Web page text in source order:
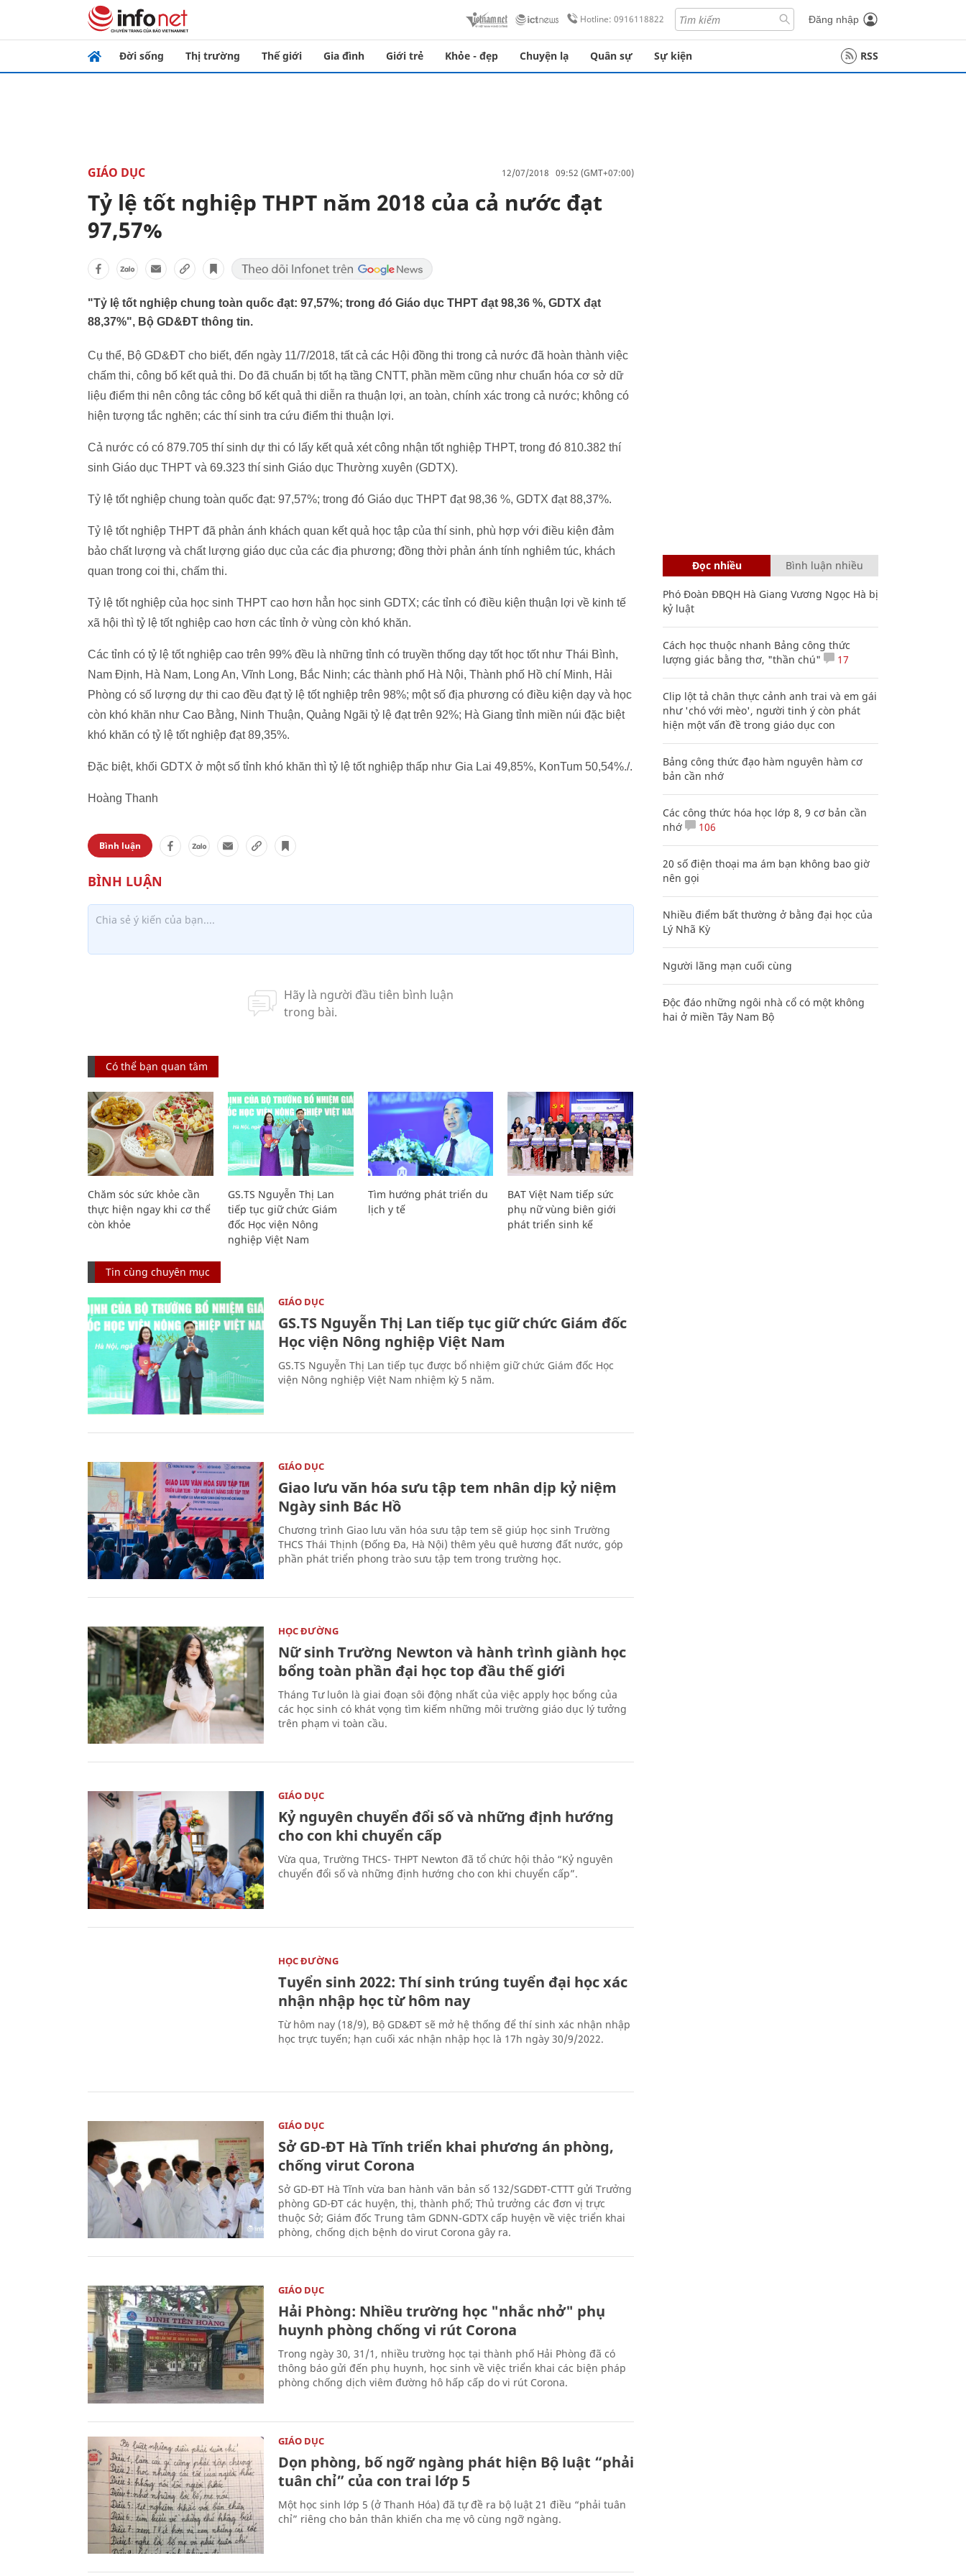
Hotline: 0916118822 Đăng nhập
Đời sống Thị trường Thế giới Gia đình Giới trẻ Khỏe - đẹp Chuyện lạ Quân sự Sự kiện RSS
GIÁO DỤC 12/07/2018 09:52 (GMT+07:00)
Tỷ lệ tốt nghiệp THPT năm 2018 của cả nước đạt
97,57%
"Tỷ lệ tốt nghiệp chung toàn quốc đạt: 97,57%; trong đó Giáo dục THPT đạt 98,36 %, GDTX đạt
88,37%", Bộ GD&ĐT thông tin.
Cụ thể, Bộ GD&ĐT cho biết, đến ngày 11/7/2018, tất cả các Hội đồng thi trong cả nước đã hoàn thành việc
chấm thi, công bố kết quả thi. Do đã chuẩn bị tốt hạ tầng CNTT, phần mềm cũng như chuẩn hóa cơ sở dữ
liệu điểm thi nên công tác công bố kết quả thi diễn ra thuận lợi, an toàn, chính xác trong cả nước; không có
hiện tượng tắc nghẽn; các thí sinh tra cứu điểm thi thuận lợi.
Cả nước có có 879.705 thí sinh dự thi có lấy kết quả xét công nhận tốt nghiệp THPT, trong đó 810.382 thí
sinh Giáo dục THPT và 69.323 thí sinh Giáo dục Thường xuyên (GDTX).
Tỷ lệ tốt nghiệp chung toàn quốc đạt: 97,57%; trong đó Giáo dục THPT đạt 98,36 %, GDTX đạt 88,37%.
Tỷ lệ tốt nghiệp THPT đã phản ánh khách quan kết quả học tập của thí sinh, phù hợp với điều kiện đảm
bảo chất lượng và chất lượng giáo dục của các địa phương; đồng thời phản ánh tính nghiêm túc, khách
quan trong coi thi, chấm thi.
Tỷ lệ tốt nghiệp của học sinh THPT cao hơn hẳn học sinh GDTX; các tỉnh có điều kiện thuận lợi về kinh tế
xã hội thì tỷ lệ tốt nghiệp cao hơn các tỉnh ở vùng còn khó khăn.
Các tỉnh có tỷ lệ tốt nghiệp cao trên 99% đều là những tỉnh có truyền thống dạy tốt học tốt như Thái Bình,
Nam Định, Hà Nam, Long An, Vĩnh Long, Bắc Ninh; các thành phố Hà Nội, Thành phố Hồ chí Minh, Hải
Phòng có số lượng dự thi cao đều đạt tỷ lệ tốt nghiệp trên 98%; một số địa phương có điều kiện dạy và học
còn khó khăn như Cao Bằng, Ninh Thuận, Quảng Ngãi tỷ lệ đạt trên 92%; Hà Giang tỉnh miền núi đặc biệt
khó khăn có tỷ lệ tốt nghiệp đạt 89,35%.
Đặc biệt, khối GDTX ở một số tỉnh khó khăn thì tỷ lệ tốt nghiệp thấp như Gia Lai 49,85%, KonTum 50,54%./.
Hoàng Thanh
Bình luận
Có thể bạn quan tâm
Chăm sóc sức khỏe cần
thực hiện ngay khi cơ thể
còn khỏe
GS.TS Nguyễn Thị Lan
tiếp tục giữ chức Giám
đốc Học viện Nông
nghiệp Việt Nam
Tìm hướng phát triển du
lịch y tế
BAT Việt Nam tiếp sức
phụ nữ vùng biên giới
phát triển sinh kế
Tin cùng chuyên mục
GIÁO DỤC
GS.TS Nguyễn Thị Lan tiếp tục giữ chức Giám đốc
Học viện Nông nghiệp Việt Nam
GS.TS Nguyễn Thị Lan tiếp tục được bổ nhiệm giữ chức Giám đốc Học
viện Nông nghiệp Việt Nam nhiệm kỳ 5 năm.
GIÁO DỤC
Giao lưu văn hóa sưu tập tem nhân dịp kỷ niệm
Ngày sinh Bác Hồ
Chương trình Giao lưu văn hóa sưu tập tem sẽ giúp học sinh Trường
THCS Thái Thịnh (Đống Đa, Hà Nội) thêm yêu quê hương đất nước, góp
phần phát triển phong trào sưu tập tem trong trường học.
HỌC ĐƯỜNG
Nữ sinh Trường Newton và hành trình giành học
bổng toàn phần đại học top đầu thế giới
Tháng Tư luôn là giai đoạn sôi động nhất của việc apply học bổng của
các học sinh có khát vọng tìm kiếm những môi trường giáo dục lý tưởng
trên phạm vi toàn cầu.
GIÁO DỤC
Kỷ nguyên chuyển đổi số và những định hướng
cho con khi chuyển cấp
Vừa qua, Trường THCS- THPT Newton đã tổ chức hội thảo “Kỷ nguyên
chuyển đổi số và những định hướng cho con khi chuyển cấp”.
HỌC ĐƯỜNG
Tuyển sinh 2022: Thí sinh trúng tuyển đại học xác
nhận nhập học từ hôm nay
Từ hôm nay (18/9), Bộ GD&ĐT sẽ mở hệ thống để thí sinh xác nhận nhập
học trực tuyến; hạn cuối xác nhận nhập học là 17h ngày 30/9/2022.
GIÁO DỤC
Sở GD-ĐT Hà Tĩnh triển khai phương án phòng,
chống virut Corona
Sở GD-ĐT Hà Tĩnh vừa ban hành văn bản số 132/SGDĐT-CTTT gửi Trưởng
phòng GD-ĐT các huyện, thị, thành phố; Thủ trưởng các đơn vị trực
thuộc Sở; Giám đốc Trung tâm GDNN-GDTX cấp huyện về việc triển khai
phòng, chống dịch bệnh do virut Corona gây ra.
GIÁO DỤC
Hải Phòng: Nhiều trường học "nhắc nhở" phụ
huynh phòng chống vi rút Corona
Trong ngày 30, 31/1, nhiều trường học tại thành phố Hải Phòng đã có
thông báo gửi đến phụ huynh, học sinh về việc triển khai các biện pháp
phòng chống dịch viêm đường hô hấp cấp do vi rút Corona.
GIÁO DỤC
Dọn phòng, bố ngỡ ngàng phát hiện Bộ luật “phải
tuân chỉ” của con trai lớp 5
Một học sinh lớp 5 (ở Thanh Hóa) đã tự đề ra bộ luật 21 điều “phải tuân
chỉ” riêng cho bản thân khiến cha mẹ vô cùng ngỡ ngàng.
Đọc nhiều Bình luận nhiều
Phó Đoàn ĐBQH Hà Giang Vương Ngọc Hà bị
kỷ luật
Cách học thuộc nhanh Bảng công thức
lượng giác bằng thơ, "thần chú"
17
Clip lột tả chân thực cảnh anh trai và em gái
như 'chó với mèo', người tinh ý còn phát
hiện một vấn đề trong giáo dục con
Bảng công thức đạo hàm nguyên hàm cơ
bản cần nhớ
Các công thức hóa học lớp 8, 9 cơ bản cần
nhớ
106
20 số điện thoại ma ám bạn không bao giờ
nên gọi
Nhiều điểm bất thường ở bằng đại học của
Lý Nhã Kỳ
Người lãng mạn cuối cùng
Độc đáo những ngôi nhà cổ có một không
hai ở miền Tây Nam Bộ